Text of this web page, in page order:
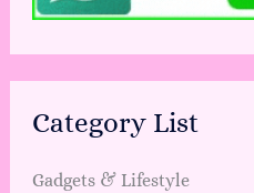
Category List
Gadgets & Lifestyle